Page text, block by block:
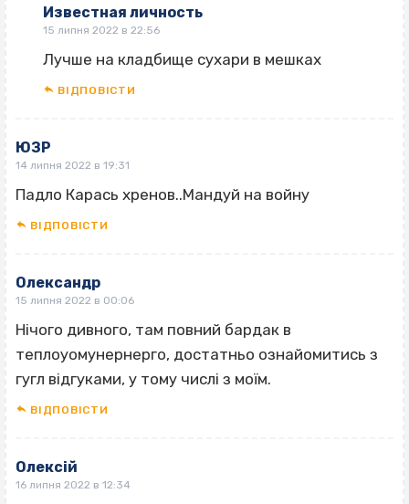
Известная личность
15 липня 2022 в 22:56
Лучше на кладбище сухари в мешках
ВІДПОВІCТИ
ЮЗР
14 липня 2022 в 19:31
Падло Карась хренов..Мандуй на войну
ВІДПОВІCТИ
Олександр
15 липня 2022 в 00:06
Нічого дивного, там повний бардак в
теплоуомунернерго, достатньо ознайомитись з
гугл відгуками, у тому числі з моїм.
ВІДПОВІCТИ
Олексій
16 липня 2022 в 12:34